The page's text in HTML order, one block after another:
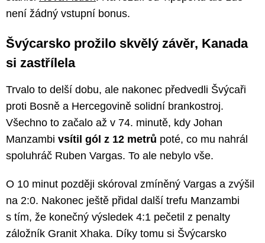
není žádný vstupní bonus.
Švýcarsko prožilo skvělý závěr, Kanada
si zastřílela
Trvalo to delší dobu, ale nakonec předvedli Švýcaři
proti Bosně a Hercegovině solidní brankostroj.
Všechno to začalo až v 74. minutě, kdy Johan
Manzambi vsítil gól z 12 metrů poté, co mu nahrál
spoluhráč Ruben Vargas. To ale nebylo vše.
O 10 minut později skóroval zmíněný Vargas a zvýšil
na 2:0. Nakonec ještě přidal další trefu Manzambi
s tím, že konečný výsledek 4:1 pečetil z penalty
záložník Granit Xhaka. Díky tomu si Švýcarsko